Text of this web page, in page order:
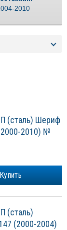
2010
(сталь) Шериф
2010) №
Купить
(сталь)
(2000-2004)